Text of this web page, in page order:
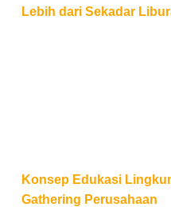
Lebih dari Sekadar
Konsep Edukasi
Gathering Perusahaan